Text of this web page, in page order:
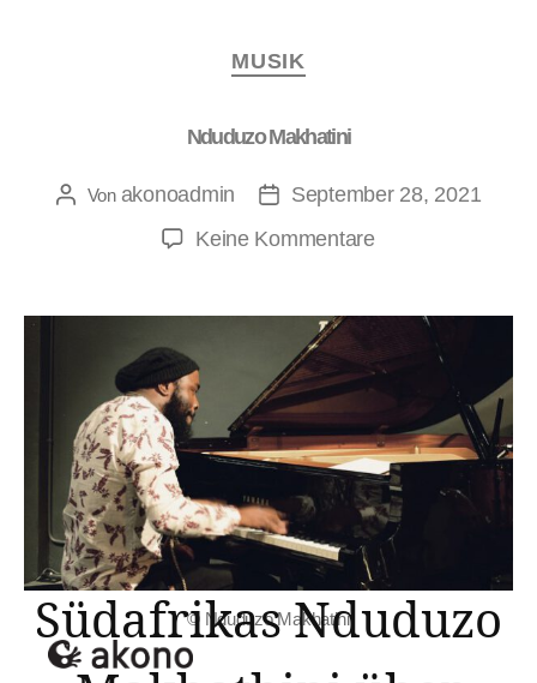
MUSIK
Nduduzo Makhatini
Von akonoadmin
September 28, 2021
Keine Kommentare
© Nduduzo Makhatini
Südafrikas Nduduzo